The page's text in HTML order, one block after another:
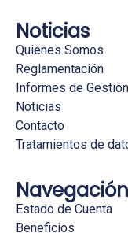
Noticias
Quienes Somos
Reglamentación
Informes de Gestión
Noticias
Contacto
Tratamientos de
Navegación
Estado de Cuenta
Beneficios